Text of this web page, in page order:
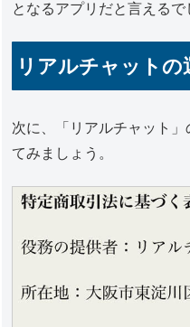
となるアプリだと言えるで
リアルチャットの
次に、「リアルチャット
てみましょう。